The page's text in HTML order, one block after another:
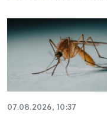
07.08.2026, 10:37